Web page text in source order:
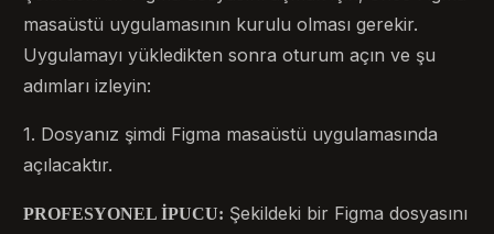
masaüstü uygulamasının kurulu olması gerekir.
Uygulamayı yükledikten sonra oturum açın ve şu
adımları izleyin:
1. Dosyanız şimdi Figma masaüstü uygulamasında
açılacaktır.
PROFESYONEL İPUCU: Şekildeki bir Figma dosyasını